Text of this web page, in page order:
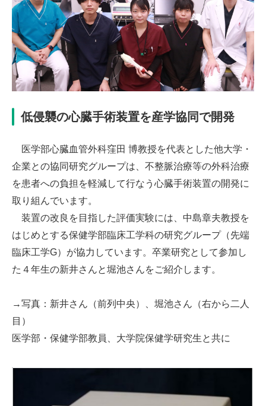
低侵襲の心臓手術装置を産学協同で開発
医学部心臓血管外科窪田 博教授を代表とした他大学・
企業との協同研究グループは、不整脈治療等の外科治療
を患者への負担を軽減して行なう心臓手術装置の開発に
取り組んでいます。
装置の改良を目指した評価実験には、中島章夫教授を
はじめとする保健学部臨床工学科の研究グループ（先端
臨床工学G）が協力しています。卒業研究として参加し
た４年生の新井さんと堀池さんをご紹介します。
→写真：新井さん（前列中央）、堀池さん（右から二人
目）
医学部・保健学部教員、大学院保健学研究生と共に